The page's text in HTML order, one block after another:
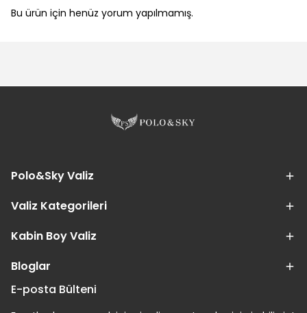
Bu ürün için henüz yorum yapılmamış.
Polo&Sky Valiz
Valiz Kategorileri
Kabin Boy Valiz
Bloglar
E-posta Bülteni